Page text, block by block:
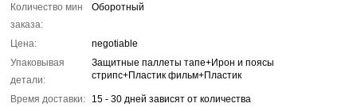
Количество мин
заказа:
Оборотный
Цена:
negotiable
Упаковывая
детали:
Защитные паллеты тапе+Ирон и поясы
стрипс+Пластик фильм+Пластик
Время доставки:
15 - 30 дней зависят от количества